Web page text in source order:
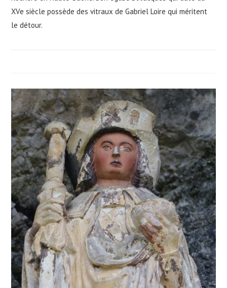
XVe siècle possède des vitraux de Gabriel Loire qui méritent
le détour.